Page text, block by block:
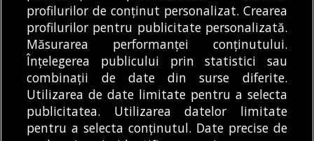
MODIFICĂ SETĂRILE COOKIES
© Copyright 2025 - Buletin de București.
Găzduit dePresslabs.com. Powered by TRS Design.
Despre
Noi
Media
Kit
Politică De
Confidențialitate
Cookie
Policy (EU)
Cookie
Policy
profilurilor de conținut personalizat. Crearea
profilurilor pentru publicitate personalizată.
Măsurarea performanței conținutului.
Înțelegerea publicului prin statistici sau
combinații de date din surse diferite.
Utilizarea de date limitate pentru a selecta
publicitatea. Utilizarea datelor limitate
pentru a selecta conținutul. Date precise de